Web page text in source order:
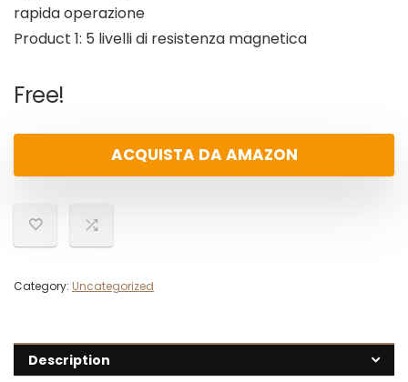
rapida operazione
Product 1: 5 livelli di resistenza magnetica
Free!
ACQUISTA DA AMAZON
Category: Uncategorized
Description